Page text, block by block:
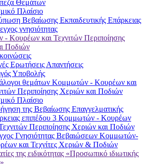
Θεμάτων
Πλαίσιο
Βεβαίωσης Εκπαιδευτικής Επάρκειας
γνησιότητας
Κουρέων και Τεχνιτών Περιποίησης
Ποδιών
Ερωτήσεις Απαντήσεις
Υποβολής
θεμάτων Κομμωτών - Κουρέων και
Περιποίησης Χεριών και Ποδιών
Πλαίσιο
της Βεβαίωσης Επαγγελματικής
επιπέδου 3 Κομμωτών - Κουρέων
Περιποίησης Χεριών και Ποδιών
Γνησιότητας Βεβαιώσεων Κομμωτών-
και Τεχνίτες Χεριών & Ποδιών
της ειδικότητας «Προσωπικό ιδιωτικής